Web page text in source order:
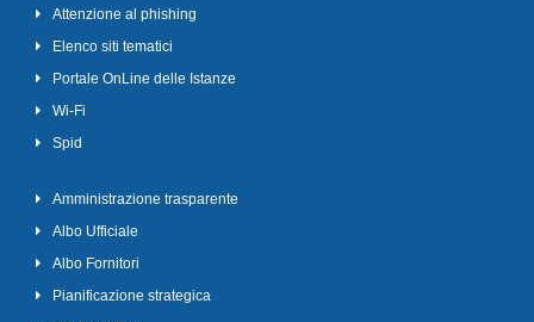
Attenzione al phishing
Elenco siti tematici
Portale OnLine delle Istanze
Wi-Fi
Spid
Amministrazione trasparente
Albo Ufficiale
Albo Fornitori
Pianificazione strategica